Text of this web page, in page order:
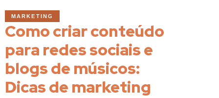
MARKETING
Como criar conteúdo
para redes sociais e
blogs de músicos:
Dicas de marketing